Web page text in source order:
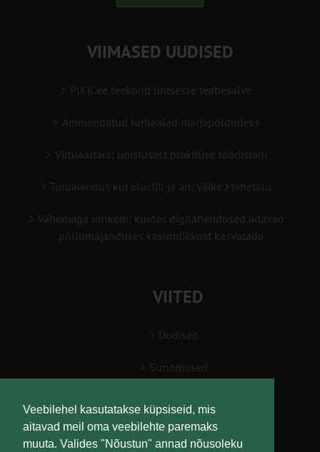
Veebilehel kasutatakse küpsiseid, mis
aitavad meil oma veebilehte paremaks
muuta. Valides "Nõustun" annad nõusoleku
VIIMASED UUDISED
PIKK.ee teekond ühtsesse teabesalve
Ammendatud turbaalad marjapõldudeks
Virtuaaltara: unistusest praktilise tööriistani
Turuaiandus kui elustiil ja äri: Väike Mahetalu
Vähemaga rohkem: kuidas digilahendused aitavad
põllumajanduses kasumlikkust kasvatada
VIITED
Uudised
Sündmused
Teabesalv